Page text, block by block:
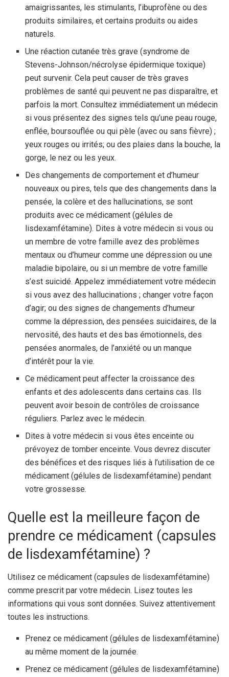
amaigrissantes, les stimulants, l’ibuprofène ou des
produits similaires, et certains produits ou aides
naturels.
Une réaction cutanée très grave (syndrome de
Stevens-Johnson/nécrolyse épidermique toxique)
peut survenir. Cela peut causer de très graves
problèmes de santé qui peuvent ne pas disparaître, et
parfois la mort. Consultez immédiatement un médecin
si vous présentez des signes tels qu’une peau rouge,
enflée, boursouflée ou qui pèle (avec ou sans fièvre) ;
yeux rouges ou irrités; ou des plaies dans la bouche, la
gorge, le nez ou les yeux.
Des changements de comportement et d’humeur
nouveaux ou pires, tels que des changements dans la
pensée, la colère et des hallucinations, se sont
produits avec ce médicament (gélules de
lisdexamfétamine). Dites à votre médecin si vous ou
un membre de votre famille avez des problèmes
mentaux ou d’humeur comme une dépression ou une
maladie bipolaire, ou si un membre de votre famille
s’est suicidé. Appelez immédiatement votre médecin
si vous avez des hallucinations ; changer votre façon
d’agir; ou des signes de changements d’humeur
comme la dépression, des pensées suicidaires, de la
nervosité, des hauts et des bas émotionnels, des
pensées anormales, de l’anxiété ou un manque
d’intérêt pour la vie.
Ce médicament peut affecter la croissance des
enfants et des adolescents dans certains cas. Ils
peuvent avoir besoin de contrôles de croissance
réguliers. Parlez avec le médecin.
Dites à votre médecin si vous êtes enceinte ou
prévoyez de tomber enceinte. Vous devrez discuter
des bénéfices et des risques liés à l’utilisation de ce
médicament (gélules de lisdexamfétamine) pendant
votre grossesse.
Quelle est la meilleure façon de
prendre ce médicament (capsules
de lisdexamfétamine) ?
Utilisez ce médicament (capsules de lisdexamfétamine)
comme prescrit par votre médecin. Lisez toutes les
informations qui vous sont données. Suivez attentivement
toutes les instructions.
Prenez ce médicament (gélules de lisdexamfétamine)
au même moment de la journée.
Prenez ce médicament (gélules de lisdexamfétamine)